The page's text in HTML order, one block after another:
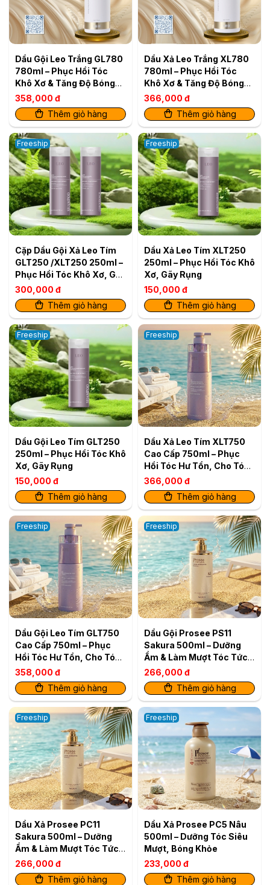
Dầu Gội Leo Trắng GL780
780ml – Phục Hồi Tóc
Khô Xơ & Tăng Độ Bóng
Mượt
358,000 đ
Thêm giỏ hàng
Dầu Xả Leo Trắng XL780
780ml – Phục Hồi Tóc
Khô Xơ & Tăng Độ Bóng
Mượt
366,000 đ
Thêm giỏ hàng
Freeship
Cặp Dầu Gội Xả Leo Tím
GLT250 /XLT250 250ml –
Phục Hồi Tóc Khô Xơ, Gãy
Rụng (2 sản phẩm)
300,000 đ
Thêm giỏ hàng
Freeship
Dầu Xả Leo Tím XLT250
250ml – Phục Hồi Tóc Khô
Xơ, Gãy Rụng
150,000 đ
Thêm giỏ hàng
Freeship
Dầu Gội Leo Tím GLT250
250ml – Phục Hồi Tóc Khô
Xơ, Gãy Rụng
150,000 đ
Thêm giỏ hàng
Freeship
Dầu Xả Leo Tím XLT750
Cao Cấp 750ml – Phục
Hồi Tóc Hư Tổn, Cho Tóc
Mềm Mượt
366,000 đ
Thêm giỏ hàng
Freeship
Dầu Gội Leo Tím GLT750
Cao Cấp 750ml – Phục
Hồi Tóc Hư Tổn, Cho Tóc
Mềm Mượt
358,000 đ
Thêm giỏ hàng
Freeship
Dầu Gội Prosee PS11
Sakura 500ml – Dưỡng
Ẩm & Làm Mượt Tóc Tức
Thì
266,000 đ
Thêm giỏ hàng
Freeship
Dầu Xả Prosee PC11
Sakura 500ml – Dưỡng
Ẩm & Làm Mượt Tóc Tức
Thì
266,000 đ
Thêm giỏ hàng
Freeship
Dầu Xả Prosee PC5 Nâu
500ml – Dưỡng Tóc Siêu
Mượt, Bóng Khỏe
233,000 đ
Thêm giỏ hàng